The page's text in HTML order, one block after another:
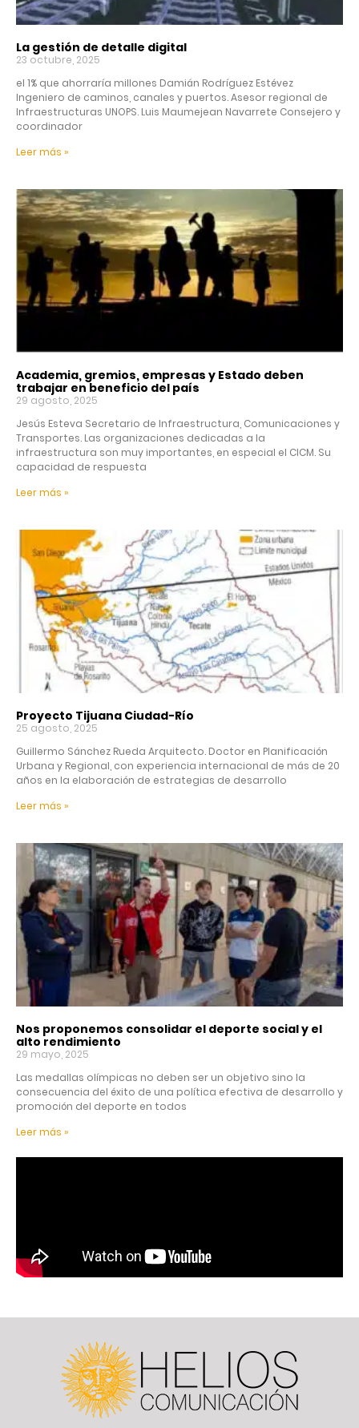
La gestión de detalle digital
23 octubre, 2025
el 1% que ahorraría millones Damián Rodríguez Estévez
Ingeniero de caminos, canales y puertos. Asesor regional de
Infraestructuras UNOPS. Luis Maumejean Navarrete Consejero y
coordinador
Leer más »
Academia, gremios, empresas y Estado deben
trabajar en beneficio del país
29 agosto, 2025
Jesús Esteva Secretario de Infraestructura, Comunicaciones y
Transportes. Las organizaciones dedicadas a la
infraestructura son muy importantes, en especial el CICM. Su
capacidad de respuesta
Leer más »
Proyecto Tijuana Ciudad-Río
25 agosto, 2025
Guillermo Sánchez Rueda Arquitecto. Doctor en Planificación
Urbana y Regional, con experiencia internacional de más de 20
años en la elaboración de estrategias de desarrollo
Leer más »
Nos proponemos consolidar el deporte social y el
alto rendimiento
29 mayo, 2025
Las medallas olímpicas no deben ser un objetivo sino la
consecuencia del éxito de una política efectiva de desarrollo y
promoción del deporte en todos
Leer más »